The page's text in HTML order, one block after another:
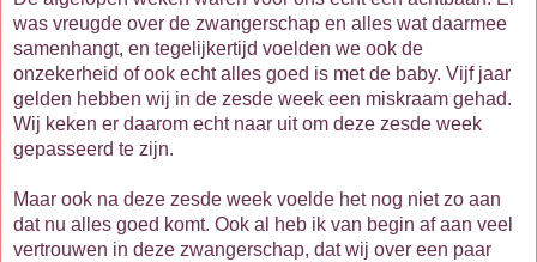
was vreugde over de zwangerschap en alles wat daarmee
samenhangt, en tegelijkertijd voelden we ook de
onzekerheid of ook echt alles goed is met de baby. Vijf jaar
gelden hebben wij in de zesde week een miskraam gehad.
Wij keken er daarom echt naar uit om deze zesde week
gepasseerd te zijn.
Maar ook na deze zesde week voelde het nog niet zo aan
dat nu alles goed komt. Ook al heb ik van begin af aan veel
vertrouwen in deze zwangerschap, dat wij over een paar